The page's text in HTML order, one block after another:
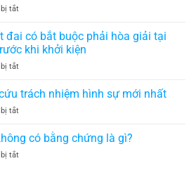
nhãn
là
bao
theo
định
bị tắtở
chúc
viết
tay
có
lực
quy
pháp
luật
đai có bắt buộc phải hòa giải tại
khi khởi kiện
bị tắtở
chấp
đai
bắt
trách nhiệm hình sự mới nhất
bị tắtở
hiệu
truy
cứu
có bằng chứng là gì?
bị tắtở